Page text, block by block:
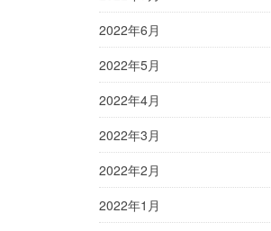
2022年6月
2022年5月
2022年4月
2022年3月
2022年2月
2022年1月